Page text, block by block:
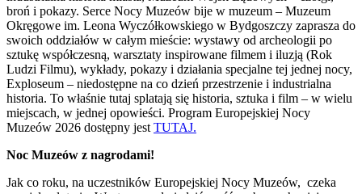
broń i pokazy. Serce Nocy Muzeów bije w muzeum – Muzeum
Okręgowe im. Leona Wyczółkowskiego w Bydgoszczy zaprasza do
swoich oddziałów w całym mieście: wystawy od archeologii po
sztukę współczesną, warsztaty inspirowane filmem i iluzją (Rok
Ludzi Filmu), wykłady, pokazy i działania specjalne tej jednej nocy,
Exploseum – niedostępne na co dzień przestrzenie i industrialna
historia. To właśnie tutaj splatają się historia, sztuka i film – w wielu
miejscach, w jednej opowieści. Program Europejskiej Nocy
Muzeów 2026 dostępny jest TUTAJ.
Noc Muzeów z nagrodami!
Jak co roku, na uczestników Europejskiej Nocy Muzeów, czeka